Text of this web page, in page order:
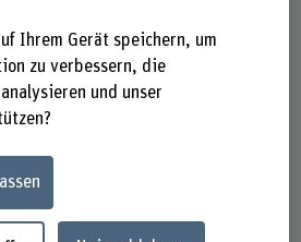
Ihrem Gerät speichern, um
zu verbessern, die
und unser